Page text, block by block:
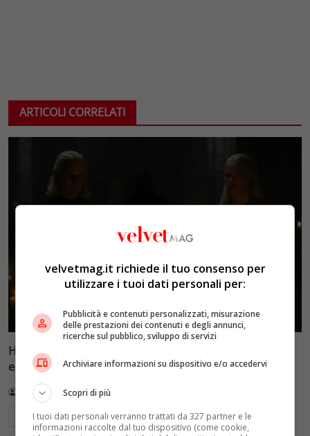
ARTICOLI CORRELATI
House of the Dragon 3, episodio 6: una morte
eccellente apre ‘Faceless Men’ e mette tutti in pericolo
Redazione VelvetMAG
Leggi di più
velvetmag.it richiede il tuo consenso per
utilizzare i tuoi dati personali per:
Pubblicità e contenuti personalizzati, misurazione
delle prestazioni dei contenuti e degli annunci,
ricerche sul pubblico, sviluppo di servizi
Archiviare informazioni su dispositivo e/o accedervi
Scopri di più
I tuoi dati personali verranno trattati da 327 partner e le
informazioni raccolte dal tuo dispositivo (come cookie,